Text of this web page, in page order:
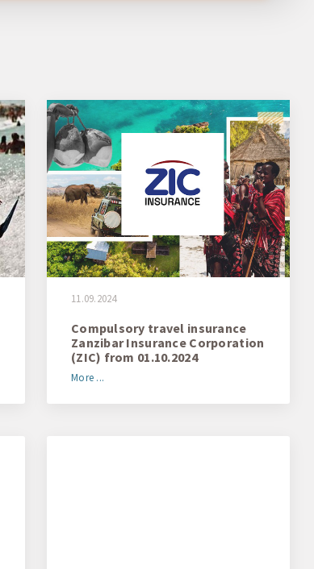
11.09.2024
Compulsory travel insurance
Zanzibar Insurance Corporation
(ZIC) from 01.10.2024
More ...